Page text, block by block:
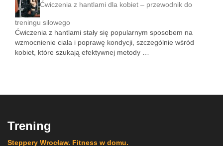
Ćwiczenia z hantlami dla kobiet – przewodnik do
treningu siłowego
Ćwiczenia z hantlami stały się popularnym sposobem na
wzmocnienie ciała i poprawę kondycji, szczególnie wśród
kobiet, które szukają efektywnej metody …
Trening
Steppery Wrocław. Fitness w domu.